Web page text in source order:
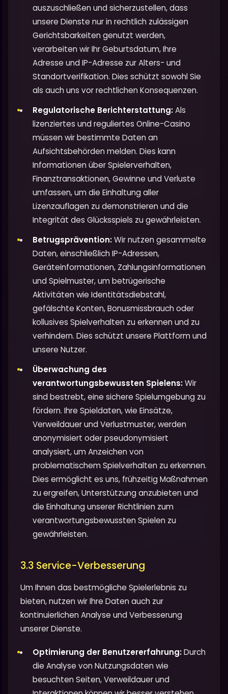
auszuschließen und sicherzustellen, dass
unsere Dienste nur in rechtlich zulässigen
Gerichtsbarkeiten genutzt werden,
verarbeiten wir Ihr Geburtsdatum, Ihre
Adresse und IP-Adresse zur Alters- und
Standortverifikation. Dies schützt sowohl Sie
als auch uns vor rechtlichen Konsequenzen.
Regulatorische Berichterstattung:Als
lizenziertes und reguliertes Online-Casino
müssen wir bestimmte Daten an
Aufsichtsbehörden melden. Dies kann
Informationen über Spielerverhalten,
Finanztransaktionen, Gewinne und Verluste
umfassen, um die Einhaltung aller
Lizenzauflagen zu demonstrieren und die
Integrität des Glücksspiels zu gewährleisten.
Betrugsprävention:Wir nutzen gesammelte
Daten, einschließlich IP-Adressen,
Geräteinformationen, Zahlungsinformationen
und Spielmuster, um betrügerische
Aktivitäten wie Identitätsdiebstahl,
gefälschte Konten, Bonusmissbrauch oder
kollusives Spielverhalten zu erkennen und zu
verhindern. Dies schützt unsere Plattform und
unsere Nutzer.
Überwachung des
verantwortungsbewussten Spielens:Wir
sind bestrebt, eine sichere Spielumgebung zu
fördern. Ihre Spieldaten, wie Einsätze,
Verweildauer und Verlustmuster, werden
anonymisiert oder pseudonymisiert
analysiert, um Anzeichen von
problematischem Spielverhalten zu erkennen.
Dies ermöglicht es uns, frühzeitig Maßnahmen
zu ergreifen, Unterstützung anzubieten und
die Einhaltung unserer Richtlinien zum
verantwortungsbewussten Spielen zu
gewährleisten.
3.3 Service-Verbesserung
Um Ihnen das bestmögliche Spielerlebnis zu
bieten, nutzen wir Ihre Daten auch zur
kontinuierlichen Analyse und Verbesserung
unserer Dienste.
Optimierung der Benutzererfahrung:Durch
die Analyse von Nutzungsdaten wie
besuchten Seiten, Verweildauer und